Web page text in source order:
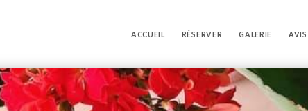
ACCUEIL RÉSERVER GALERIE AVIS